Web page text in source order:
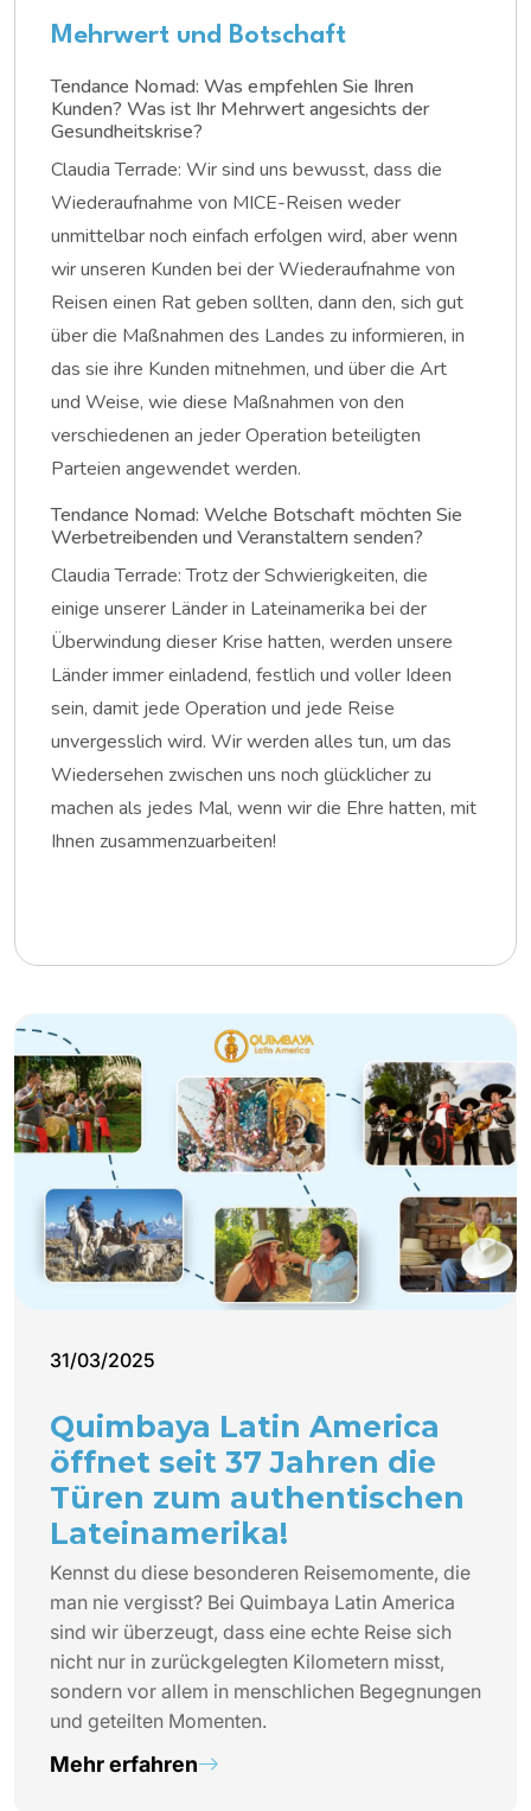
Mehrwert und Botschaft
Tendance Nomad: Was empfehlen Sie Ihren
Kunden? Was ist Ihr Mehrwert angesichts der
Gesundheitskrise?
Claudia Terrade: Wir sind uns bewusst, dass die
Wiederaufnahme von MICE-Reisen weder
unmittelbar noch einfach erfolgen wird, aber wenn
wir unseren Kunden bei der Wiederaufnahme von
Reisen einen Rat geben sollten, dann den, sich gut
über die Maßnahmen des Landes zu informieren, in
das sie ihre Kunden mitnehmen, und über die Art
und Weise, wie diese Maßnahmen von den
verschiedenen an jeder Operation beteiligten
Parteien angewendet werden.
Tendance Nomad: Welche Botschaft möchten Sie
Werbetreibenden und Veranstaltern senden?
Claudia Terrade: Trotz der Schwierigkeiten, die
einige unserer Länder in Lateinamerika bei der
Überwindung dieser Krise hatten, werden unsere
Länder immer einladend, festlich und voller Ideen
sein, damit jede Operation und jede Reise
unvergesslich wird. Wir werden alles tun, um das
Wiedersehen zwischen uns noch glücklicher zu
machen als jedes Mal, wenn wir die Ehre hatten, mit
Ihnen zusammenzuarbeiten!
31/03/2025
Quimbaya Latin America
öffnet seit 37 Jahren die
Türen zum authentischen
Lateinamerika!
Kennst du diese besonderen Reisemomente, die
man nie vergisst? Bei Quimbaya Latin America
sind wir überzeugt, dass eine echte Reise sich
nicht nur in zurückgelegten Kilometern misst,
sondern vor allem in menschlichen Begegnungen
und geteilten Momenten.
Mehr erfahren